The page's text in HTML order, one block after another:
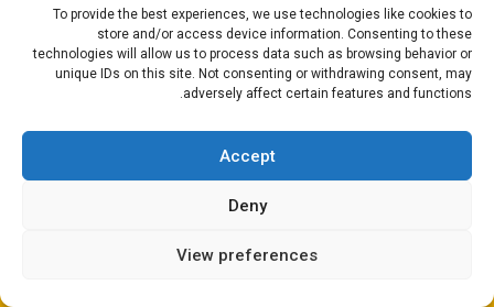
To provide the best experiences, we use technologies like cookies to
store and/or access device information. Consenting to these
technologies will allow us to process data such as browsing behavior or
unique IDs on this site. Not consenting or withdrawing consent, may
adversely affect certain features and functions.
Accept
Deny
View preferences
אטמי דלתות מיוחדים המעוצבים למקסום בידוד רעש, בידוד תנאי מזג